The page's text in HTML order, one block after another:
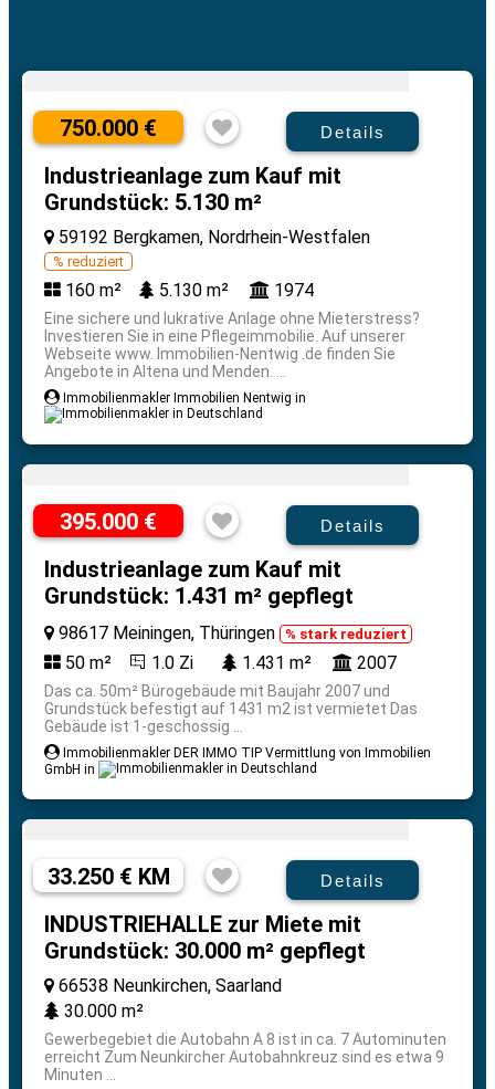
750.000 € Details
Industrieanlage zum Kauf mit
Grundstück: 5.130 m²
59192 Bergkamen, Nordrhein-Westfalen
% reduziert
160 m² 5.130 m² 1974
Eine sichere und lukrative Anlage ohne Mieterstress?
Investieren Sie in eine Pflegeimmobilie. Auf unserer
Webseite www. Immobilien-Nentwig .de finden Sie
Angebote in Altena und Menden. ...
Immobilienmakler Immobilien Nentwig in
395.000 € Details
Industrieanlage zum Kauf mit
Grundstück: 1.431 m² gepflegt
98617 Meiningen, Thüringen % stark reduziert
50 m² 1.0 Zi 1.431 m² 2007
Das ca. 50m² Bürogebäude mit Baujahr 2007 und
Grundstück befestigt auf 1431 m2 ist vermietet Das
Gebäude ist 1-geschossig ...
Immobilienmakler DER IMMO TIP Vermittlung von Immobilien
GmbH in
33.250 € KM Details
INDUSTRIEHALLE zur Miete mit
Grundstück: 30.000 m² gepflegt
66538 Neunkirchen, Saarland
30.000 m²
Gewerbegebiet die Autobahn A 8 ist in ca. 7 Autominuten
erreicht Zum Neunkircher Autobahnkreuz sind es etwa 9
Minuten ...